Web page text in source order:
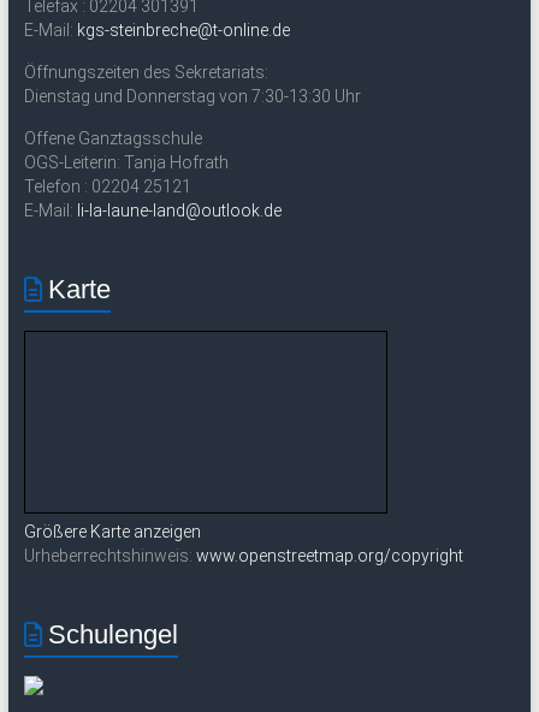
Telefax : 02204 301391
E-Mail: kgs-steinbreche@t-online.de
Öffnungszeiten des Sekretariats:
Dienstag und Donnerstag von 7:30-13:30 Uhr
Offene Ganztagsschule
OGS-Leiterin: Tanja Hofrath
Telefon : 02204 25121
E-Mail: li-la-laune-land@outlook.de
Karte
Größere Karte anzeigen
Urheberrechtshinweis: www.openstreetmap.org/copyright
Schulengel